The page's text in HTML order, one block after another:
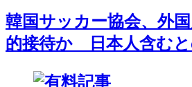
韓国サッカー協会、外
的接待か 日本人含むと